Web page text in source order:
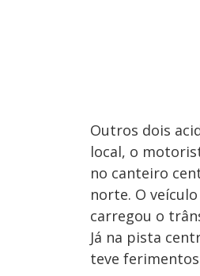
Outros dois
local, o
no canteiro
norte. O
carregou o
Já na pista
teve